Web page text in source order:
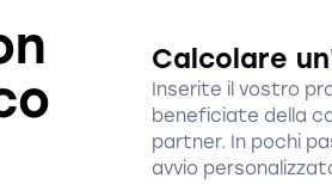
Calcolare
Inserite il vostro
beneficiate della
partner. In pochi
avvio